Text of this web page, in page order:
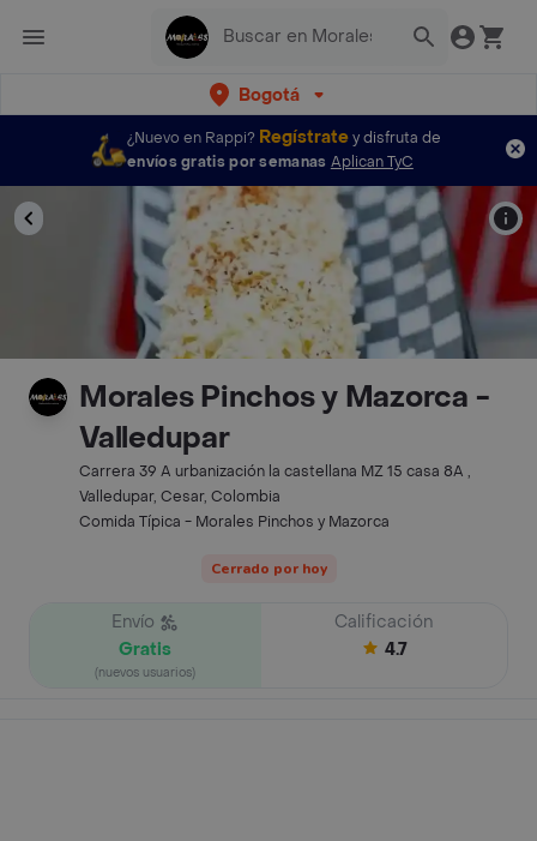
Bogotá
¿Nuevo en Rappi? Regístratey disfruta de
envíos gratis por semanas Aplican TyC
Morales Pinchos y Mazorca -
Valledupar
Carrera 39 A urbanización la castellana MZ 15 casa 8A ,
Valledupar, Cesar, Colombia
Comida Típica - Morales Pinchos y Mazorca
Cerrado por hoy
Envío
Gratis
(nuevos usuarios)
Calificación
4.7